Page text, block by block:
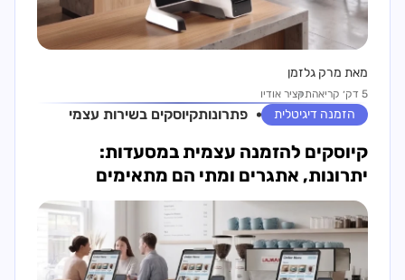
מאת מרק גלזמן
5 דק׳ קריאה תקציר אודיו
הזמנה דיגיטלית פתרונותקיוסקים בשירות עצמי
קיוסקים להזמנה עצמית במסעדות:
יתרונות, אתגרים ומתי הם מתאימים